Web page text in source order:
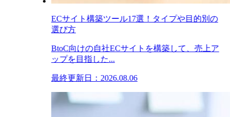
ECサイト構築ツール17選！タイプや目的別の
選び方
BtoC向けの自社ECサイトを構築して、売上ア
ップを目指した...
最終更新日：2026.08.06